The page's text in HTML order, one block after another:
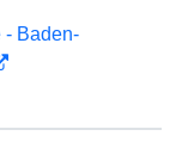
- Baden-